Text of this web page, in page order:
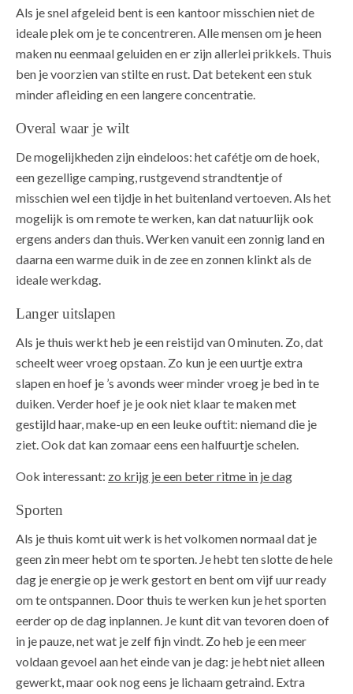
Als je snel afgeleid bent is een kantoor misschien niet de
ideale plek om je te concentreren. Alle mensen om je heen
maken nu eenmaal geluiden en er zijn allerlei prikkels. Thuis
ben je voorzien van stilte en rust. Dat betekent een stuk
minder afleiding en een langere concentratie.
Overal waar je wilt
De mogelijkheden zijn eindeloos: het cafétje om de hoek,
een gezellige camping, rustgevend strandtentje of
misschien wel een tijdje in het buitenland vertoeven. Als het
mogelijk is om remote te werken, kan dat natuurlijk ook
ergens anders dan thuis. Werken vanuit een zonnig land en
daarna een warme duik in de zee en zonnen klinkt als de
ideale werkdag.
Langer uitslapen
Als je thuis werkt heb je een reistijd van 0 minuten. Zo, dat
scheelt weer vroeg opstaan. Zo kun je een uurtje extra
slapen en hoef je ’s avonds weer minder vroeg je bed in te
duiken. Verder hoef je je ook niet klaar te maken met
gestijld haar, make-up en een leuke ouftit: niemand die je
ziet. Ook dat kan zomaar eens een halfuurtje schelen.
Ook interessant: zo krijg je een beter ritme in je dag
Sporten
Als je thuis komt uit werk is het volkomen normaal dat je
geen zin meer hebt om te sporten. Je hebt ten slotte de hele
dag je energie op je werk gestort en bent om vijf uur ready
om te ontspannen. Door thuis te werken kun je het sporten
eerder op de dag inplannen. Je kunt dit van tevoren doen of
in je pauze, net wat je zelf fijn vindt. Zo heb je een meer
voldaan gevoel aan het einde van je dag: je hebt niet alleen
gewerkt, maar ook nog eens je lichaam getraind. Extra